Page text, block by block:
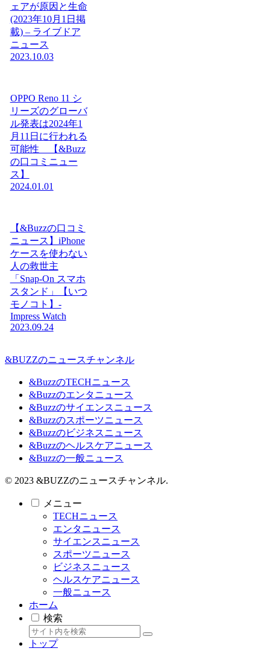
ェアが原因と生命
(2023年10月1日掲
載) – ライブドア
ニュース
2023.10.03
OPPO Reno 11 シ
リーズのグローバ
ル発表は2024年1
月11日に行われる
可能性 【&Buzz
の口コミニュー
ス】
2024.01.01
【&Buzzの口コミ
ニュース】iPhone
ケースを使わない
人の救世主
「Snap-On スマホ
スタンド」【いつ
モノコト】-
Impress Watch
2023.09.24
&BUZZのニュースチャンネル
&BuzzのTECHニュース
&Buzzのエンタニュース
&Buzzのサイエンスニュース
&Buzzのスポーツニュース
&Buzzのビジネスニュース
&Buzzのヘルスケアニュース
&Buzzの一般ニュース
© 2023 &BUZZのニュースチャンネル.
メニュー
TECHニュース
エンタニュース
サイエンスニュース
スポーツニュース
ビジネスニュース
ヘルスケアニュース
一般ニュース
ホーム
検索
トップ